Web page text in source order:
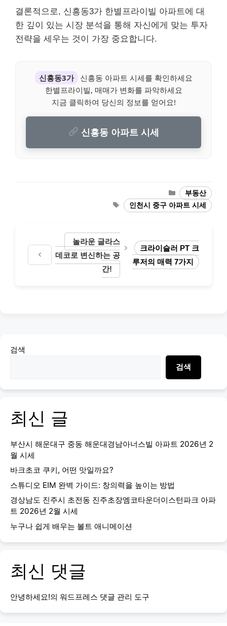
결론적으로, 신흥동3가 한별프라이빌 아파트에 대
한 깊이 있는 시장 분석을 통해 자신에게 맞는 투자
전략을 세우는 것이 가장 중요합니다.
신흥동3가
신흥동 아파트 시세를 확인하세요
한별프라이빌, 매매가 변화를 파악하세요
지금 클릭하여 당신의 정보를 얻어요!
신흥동 아파트 시세
Categories
부동산
Tags인천시 중구 아파트 시세
놀라운 글라스
데코로 변신하는 공
간!
크라이슬러 PT 크
루저의 매력 7가지
검색
검색
최신 글
부산시 해운대구 중동 해운대경남아너스빌 아파트 2026년 2
월 시세
바크초코 쿠키, 어떤 맛일까요?
스튜디오 EIM 완벽 가이드: 창의력을 높이는 방법
경상남도 진주시 초전동 진주초장엠코타운더이스턴파크 아파
트 2026년 2월 시세
누구나 쉽게 배우는 볼트 애니메이션
최신 댓글
안녕하세요!의 워드프레스 댓글 관리 도구